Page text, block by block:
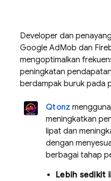
Developer dan
Google AdMob dan
mengoptimalkan
peningkatan
berdampak buruk pada
Qtonz
meningkatkan
lipat dan
dengan
berbagai tahap
Lebih sedikit